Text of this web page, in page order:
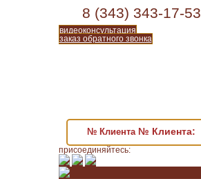
8 (343) 343-17-53
видеоконсультация
заказ обратного звонка
№ Клиента № Клиента:
присоединяйтесь: